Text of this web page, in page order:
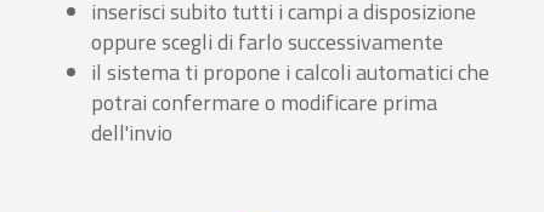
inserisci subito tutti i campi a disposizione
oppure scegli di farlo successivamente
il sistema ti propone i calcoli automatici che
potrai confermare o modificare prima
dell'invio